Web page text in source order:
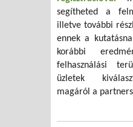
segítheted a
illetve további
ennek a
korábbi
felhasználási
üzletek
magáról a